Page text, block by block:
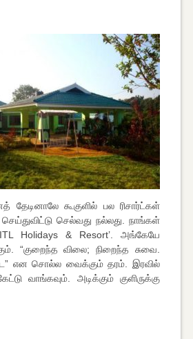
தேடினாலே கூகுளில் பல ரிசார்ட்கள்
செய்துவிட்டு செல்வது நல்லது. நாங்கள்
‘ITL Holidays & Resort’. அங்கேயே
“குறைந்த விலை; நிறைந்த சுவை.
என சொல்ல வைக்கும் தரம். இரவில்
வாங்கவும். அடிக்கும் குளிருக்கு